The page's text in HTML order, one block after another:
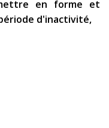
en forme et
d'inactivité,